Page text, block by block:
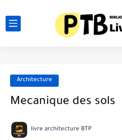
Architecture
Mecanique des sols
livre architecture BTP